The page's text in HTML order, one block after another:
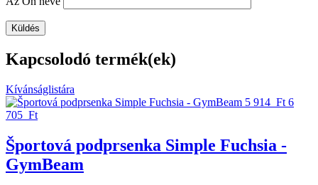
Kapcsolodó termék(ek)
Kívánságlistára
5 914 Ft 6
705 Ft
Športová podprsenka Simple Fuchsia -
GymBeam